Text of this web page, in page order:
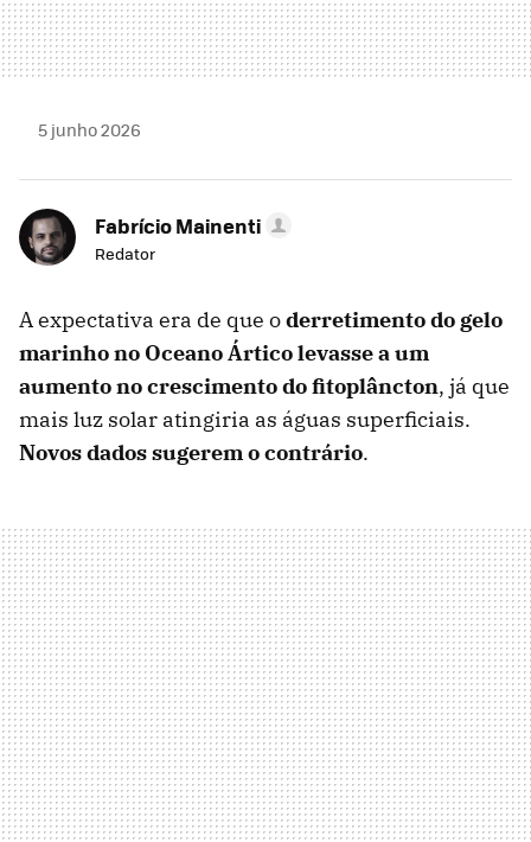
5 junho 2026
Fabrício Mainenti
Redator
A expectativa era de que oderretimento do gelo
marinho no Oceano Ártico levasse a um
aumento no crescimento do fitoplâncton, já que
mais luz solar atingiria as águas superficiais.
Novos dados sugerem o contrário.